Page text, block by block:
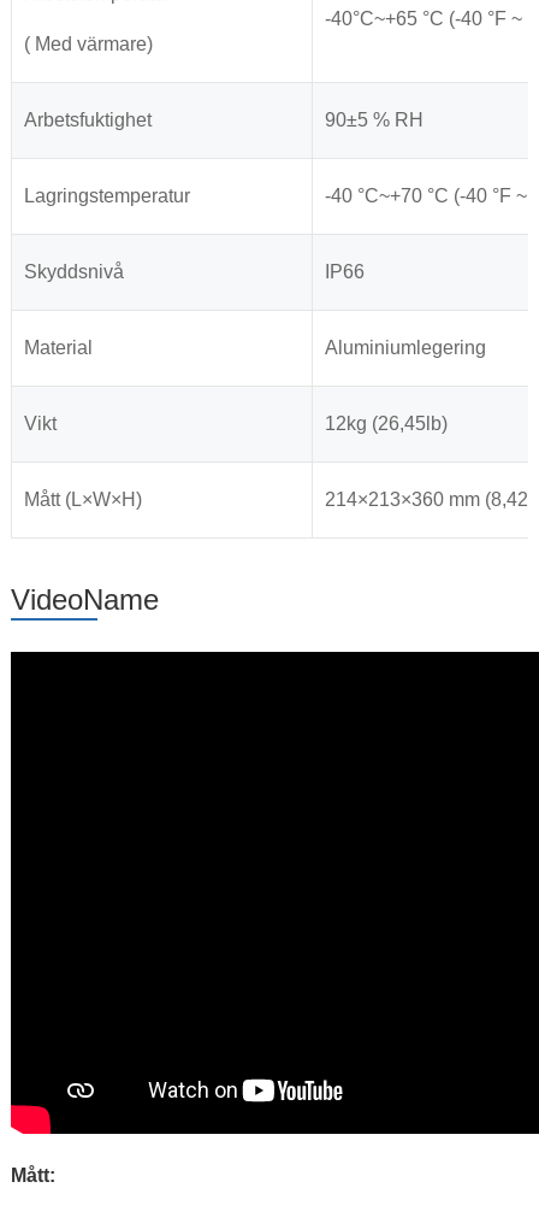
( Med värmare)
-40°C~+65 °C (-40 °F ~
Arbetsfuktighet 90±5 % RH
Lagringstemperatur -40 °C~+70 °C (-40 °F ~
Skyddsnivå IP66
Material Aluminiumlegering
Vikt 12kg (26,45lb)
Mått (L×W×H) 214×213×360 mm
VideoName
Mått: